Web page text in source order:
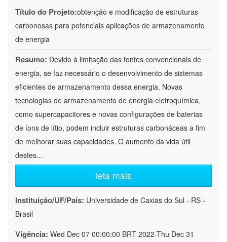
Título do Projeto:obtenção e modificação de estruturas
carbonosas para potenciais aplicações de armazenamento
de energia
Resumo: Devido à limitação das fontes convencionais de
energia, se faz necessário o desenvolvimento de sistemas
eficientes de armazenamento dessa energia. Novas
tecnologias de armazenamento de energia eletroquímica,
como supercapacitores e novas configurações de baterias
de íons de lítio, podem incluir estruturas carbonáceas a fim
de melhorar suas capacidades. O aumento da vida útil
destes...
leia mais
Instituição/UF/País: Universidade de Caxias do Sul - RS -
Brasil
Vigência: Wed Dec 07 00:00:00 BRT 2022-Thu Dec 31